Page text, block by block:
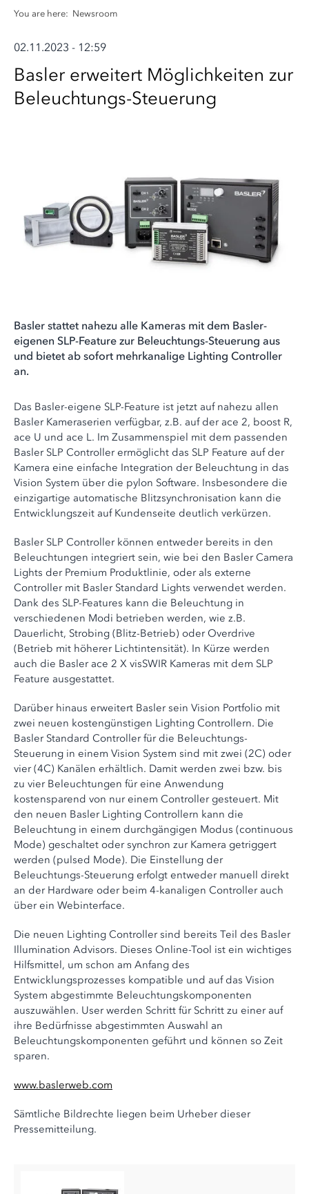
You are here: Newsroom
02.11.2023 - 12:59
Basler erweitert Möglichkeiten zur
Beleuchtungs-Steuerung
Basler stattet nahezu alle Kameras mit dem Basler-
eigenen SLP-Feature zur Beleuchtungs-Steuerung aus
und bietet ab sofort mehrkanalige Lighting Controller
an.
Das Basler-eigene SLP-Feature ist jetzt auf nahezu allen
Basler Kameraserien verfügbar, z.B. auf der ace 2, boost R,
ace U und ace L. Im Zusammenspiel mit dem passenden
Basler SLP Controller ermöglicht das SLP Feature auf der
Kamera eine einfache Integration der Beleuchtung in das
Vision System über die pylon Software. Insbesondere die
einzigartige automatische Blitzsynchronisation kann die
Entwicklungszeit auf Kundenseite deutlich verkürzen.
Basler SLP Controller können entweder bereits in den
Beleuchtungen integriert sein, wie bei den Basler Camera
Lights der Premium Produktlinie, oder als externe
Controller mit Basler Standard Lights verwendet werden.
Dank des SLP-Features kann die Beleuchtung in
verschiedenen Modi betrieben werden, wie z.B.
Dauerlicht, Strobing (Blitz-Betrieb) oder Overdrive
(Betrieb mit höherer Lichtintensität). In Kürze werden
auch die Basler ace 2 X visSWIR Kameras mit dem SLP
Feature ausgestattet.
Darüber hinaus erweitert Basler sein Vision Portfolio mit
zwei neuen kostengünstigen Lighting Controllern. Die
Basler Standard Controller für die Beleuchtungs-
Steuerung in einem Vision System sind mit zwei (2C) oder
vier (4C) Kanälen erhältlich. Damit werden zwei bzw. bis
zu vier Beleuchtungen für eine Anwendung
kostensparend von nur einem Controller gesteuert. Mit
den neuen Basler Lighting Controllern kann die
Beleuchtung in einem durchgängigen Modus (continuous
Mode) geschaltet oder synchron zur Kamera getriggert
werden (pulsed Mode). Die Einstellung der
Beleuchtungs-Steuerung erfolgt entweder manuell direkt
an der Hardware oder beim 4-kanaligen Controller auch
über ein Webinterface.
Die neuen Lighting Controller sind bereits Teil des Basler
Illumination Advisors. Dieses Online-Tool ist ein wichtiges
Hilfsmittel, um schon am Anfang des
Entwicklungsprozesses kompatible und auf das Vision
System abgestimmte Beleuchtungskomponenten
auszuwählen. User werden Schritt für Schritt zu einer auf
ihre Bedürfnisse abgestimmten Auswahl an
Beleuchtungskomponenten geführt und können so Zeit
sparen.
www.baslerweb.com
Sämtliche Bildrechte liegen beim Urheber dieser
Pressemitteilung.